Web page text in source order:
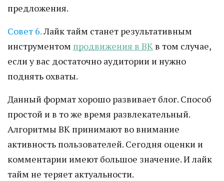
предложения.
Совет 6.Лайк тайм станет результативным
инструментом продвижения в ВК в том случае,
если у вас достаточно аудитории и нужно
поднять охваты.
Данный формат хорошо развивает блог. Способ
простой и в то же время развлекательный.
Алгоритмы ВК принимают во внимание
активность пользователей. Сегодня оценки и
комментарии имеют большое значение. И лайк
тайм не теряет актуальности.